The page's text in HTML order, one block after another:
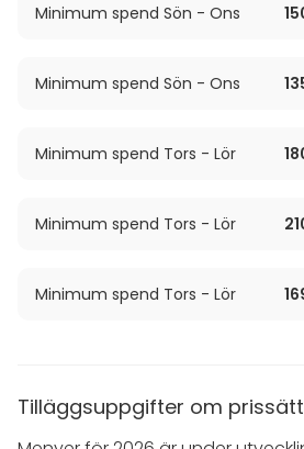
Minimum spend Sön - Ons
Minimum spend Sön - Ons
Minimum spend Tors - Lör
Minimum spend Tors - Lör
Minimum spend Tors - Lör
Tilläggsuppgifter om